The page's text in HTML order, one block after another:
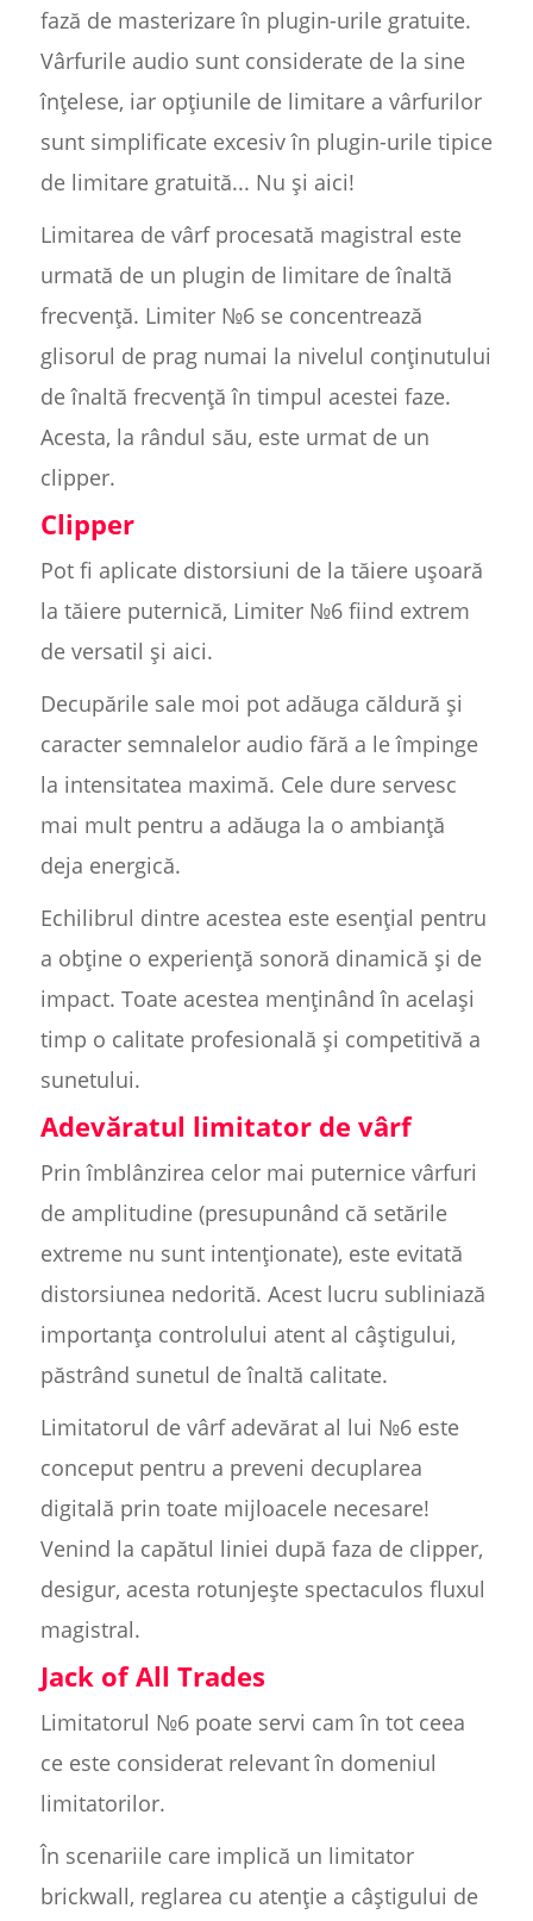
fază de masterizare în plugin-urile gratuite.
Vârfurile audio sunt considerate de la sine
înțelese, iar opțiunile de limitare a vârfurilor
sunt simplificate excesiv în plugin-urile tipice
de limitare gratuită... Nu și aici!
Limitarea de vârf procesată magistral este
urmată de un plugin de limitare de înaltă
frecvență. Limiter №6 se concentrează
glisorul de prag numai la nivelul conținutului
de înaltă frecvență în timpul acestei faze.
Acesta, la rândul său, este urmat de un
clipper.
Clipper
Pot fi aplicate distorsiuni de la tăiere ușoară
la tăiere puternică, Limiter №6 fiind extrem
de versatil și aici.
Decupările sale moi pot adăuga căldură și
caracter semnalelor audio fără a le împinge
la intensitatea maximă. Cele dure servesc
mai mult pentru a adăuga la o ambianță
deja energică.
Echilibrul dintre acestea este esențial pentru
a obține o experiență sonoră dinamică și de
impact. Toate acestea menținând în același
timp o calitate profesională și competitivă a
sunetului.
Adevăratul limitator de vârf
Prin îmblânzirea celor mai puternice vârfuri
de amplitudine (presupunând că setările
extreme nu sunt intenționate), este evitată
distorsiunea nedorită. Acest lucru subliniază
importanța controlului atent al câștigului,
păstrând sunetul de înaltă calitate.
Limitatorul de vârf adevărat al lui №6 este
conceput pentru a preveni decuplarea
digitală prin toate mijloacele necesare!
Venind la capătul liniei după faza de clipper,
desigur, acesta rotunjește spectaculos fluxul
magistral.
Jack of All Trades
Limitatorul №6 poate servi cam în tot ceea
ce este considerat relevant în domeniul
limitatorilor.
În scenariile care implică un limitator
brickwall, reglarea cu atenție a câștigului de